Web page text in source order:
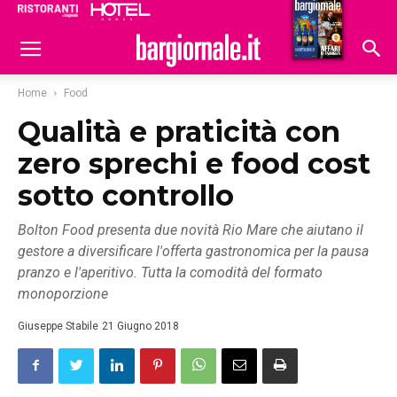
Hoteldomani
Home Food
Qualità e praticità con
zero sprechi e food cost
sotto controllo
Bolton Food presenta due novità Rio Mare che aiutano il
gestore a diversificare l'offerta gastronomica per la pausa
pranzo e l'aperitivo. Tutta la comodità del formato
monoporzione
Giuseppe Stabile 21 Giugno 2018